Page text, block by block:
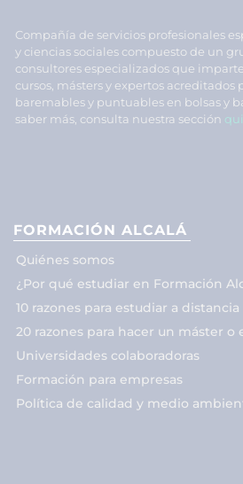
Compañía de servicios profesionales
y ciencias sociales compuesto de un
consultores especializados que
cursos, másters y expertos acreditados
baremables y puntuables en bolsas y
saber más, consulta nuestra sección
FORMACIÓN ALCALÁ
Quiénes somos
¿Por qué estudiar en Formación
10 razones para estudiar a distancia
20 razones para hacer un máster
Universidades colaboradoras
Formación para empresas
Política de calidad y medio